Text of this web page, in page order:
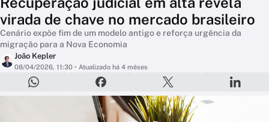
virada de chave no mercado brasileiro
Cenário expõe fim de um modelo antigo e reforça urgência da
migração para a Nova Economia
João Kepler
08/04/2026, 11:30 • Atualizado há 4 mêses